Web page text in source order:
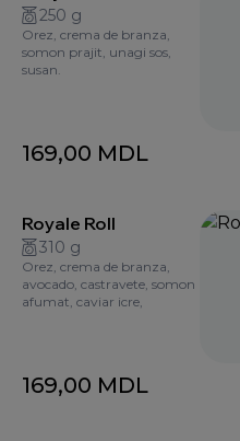
250 g
Orez, crema de branza,
somon prajit, unagi sos,
susan.
169,00 MDL
Royale Roll
310 g
Orez, crema de branza,
avocado, castravete, somon
afumat, caviar icre,
169,00 MDL